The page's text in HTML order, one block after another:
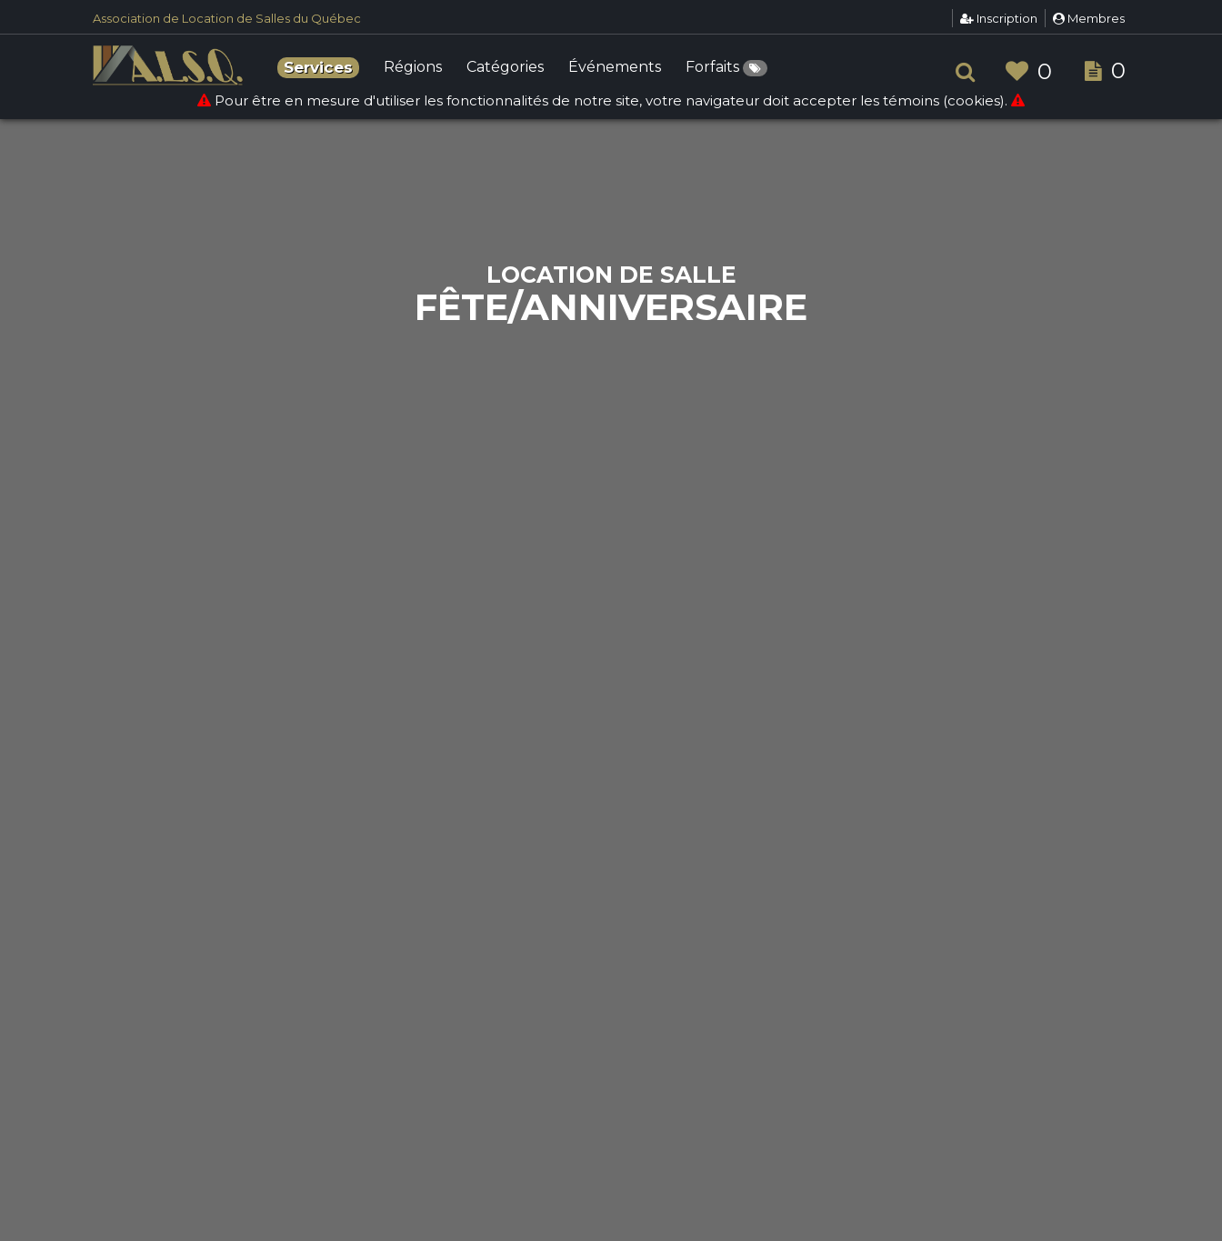
: count(): Parameter must be an array or an object that implements Countable in /srv/users/sallesquebec/apps/sallesdereception/public/inc/search.php
Association de Location de Salles du Québec Inscription Membres
Services Régions Catégories Événements Forfaits 0 0
Pour être en mesure d'utiliser les fonctionnalités de notre site, votre navigateur doit accepter les témoins (cookies).
LOCATION DE SALLE
FÊTE/ANNIVERSAIRE